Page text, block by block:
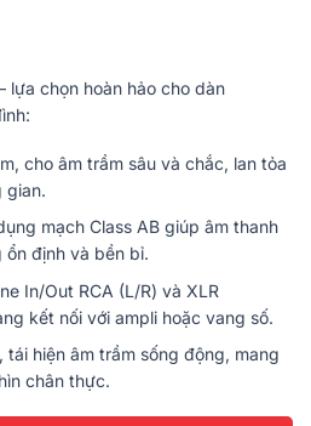
lựa chọn hoàn hảo cho dàn
cho âm trầm sâu và chắc, lan tỏa
gian.
mạch Class AB giúp âm thanh
định và bền bỉ.
In/Out RCA (L/R) và XLR
kết nối với ampli hoặc vang số.
tái hiện âm trầm sống động, mang
chân thực.